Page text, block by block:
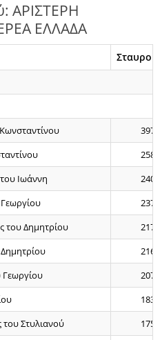
ΑΡΙΣΤΕΡΗ
ΕΛΛΑΔΑ
Σταυροί
397
258
Ιωάννη
240
237
του Δημητρίου
217
216
Γεωργίου
207
183
Στυλιανού
175